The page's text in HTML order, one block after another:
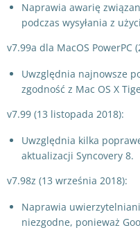
Naprawia awarię
podczas wysyłania z
v7.99a dla MacOS PowerPC
Uwzględnia najnowsze
zgodność z Mac OS X
v7.99 (13 listopada 2018):
Uwzględnia kilka
aktualizacji Syncovery 8.
v7.98z (13 września 2018):
Naprawia
niezgodne, ponieważ